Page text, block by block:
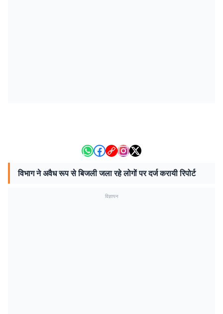
विभाग ने अवैध रूप से बिजली जला रहे लोगों पर दर्ज करायी रिपोर्ट
विज्ञापन